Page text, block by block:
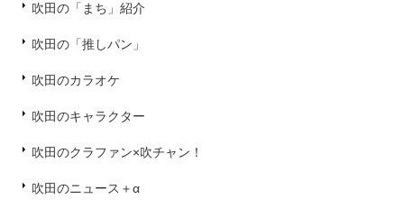
吹田の「まち」紹介
吹田の「推しパン」
吹田のカラオケ
吹田のキャラクター
吹田のクラファン×吹チャン！
吹田のニュース＋α